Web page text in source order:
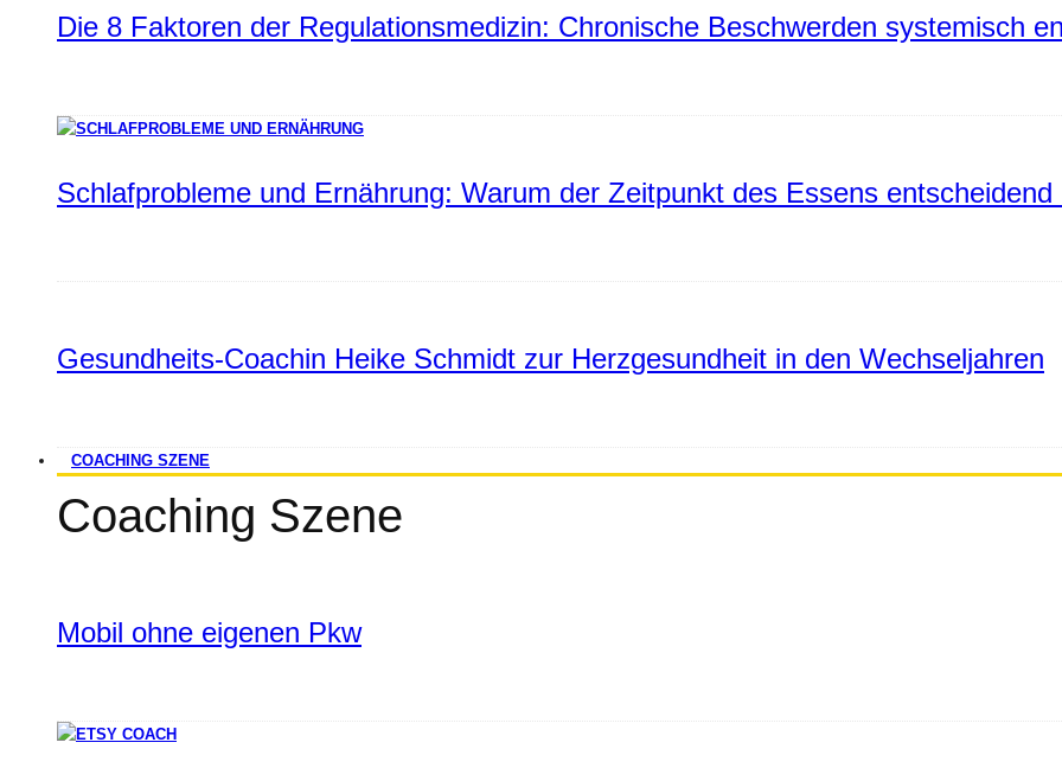
Die 8 Faktoren der Regulationsmedizin: Chronische Beschwerden systemisch
Schlafprobleme und Ernährung: Warum der Zeitpunkt des Essens entscheidend
Gesundheits-Coachin Heike Schmidt zur Herzgesundheit in den Wechseljahren
COACHING SZENE
Coaching Szene
Mobil ohne eigenen Pkw